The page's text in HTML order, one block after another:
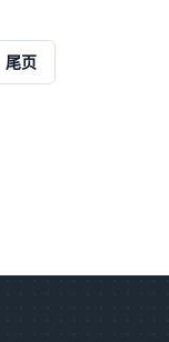
尾页